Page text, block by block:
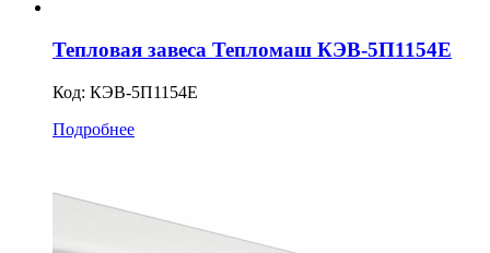
Тепловая завеса Тепломаш КЭВ-5П1154Е
Код: КЭВ-5П1154E
Подробнее